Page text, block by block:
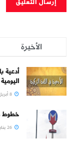
الأخيرة
أدعية
اليومية
خطوط